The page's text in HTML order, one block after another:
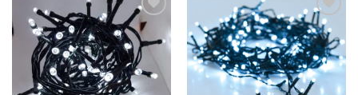
Ajouter
à la liste
d'envie
Ajouter
à la liste
d'envie